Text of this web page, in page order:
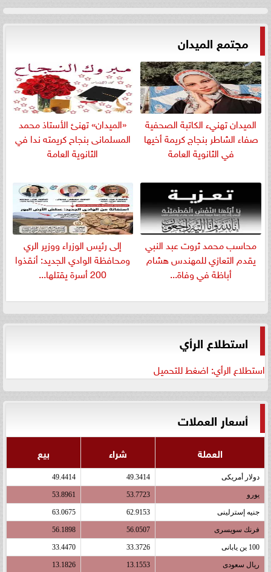
مجتمع الميدان
الميدان تهنيء الكاتبة الصحفية
صفاء الشاطر بنجاج كريمة أخيها
في الثانوية العامة
«الميدان» تهنئ الأستاذ محمد
المسلمانى بنجاح كريمته ندا في
الثانوية العامة
​محاسب محمد ثروت عبد النبي
يقدم التعازي للمهندس هشام
أباظة في وفاة...
إلى رئيس الوزراء ووزير الري
ومحافظة الوادي الجديد: أنقذوا
200 أسرة يقتلها...
استطلاع الرأي
استطلاع الرأي: اضغط للتحميل
أسعار العملات
العملة شراء بيع
دولار أمريكى 49.3414
49.4414
يورو 53.7723
53.8961
جنيه إسترلينى 62.9153
63.0675
فرنك سويسرى 56.0507
56.1898
100 ين يابانى 33.3726
33.4470
ريال سعودى 13.1553
13.1826